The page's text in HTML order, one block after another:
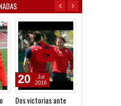
Dos victorias ante
20
Jul
2016